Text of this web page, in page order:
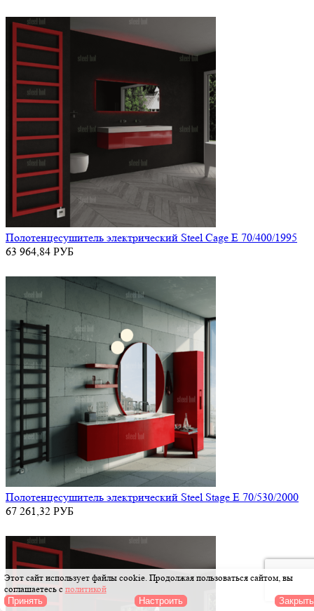
Полотенцесушитель электрический Steel Cage E 70/400/1995
63 964,84 РУБ
Полотенцесушитель электрический Steel Stage E 70/530/2000
67 261,32 РУБ
Этот сайт использует файлы cookie. Продолжая пользоваться сайтом, вы
соглашаетесь с политикой
Принять
Настроить Закрыть